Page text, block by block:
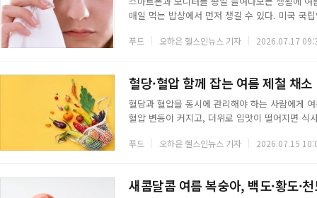
매일 먹는 밥상에서 먼저 챙길 수 있다. 미국 국
풍부한 제철 과일과 채소를 정리했다.◇ 시금치,
푸드 오하은 헬스인뉴스 기자 2026.07.17
혈당·혈압 함께 잡는 여름 제철 채
혈당과 혈압을 동시에 관리해야 하는 사람에게
혈압 변동이 커지고, 더위로 입맛이 떨어지면 식
이 급하게 오르는 것을 늦추고, 칼륨은 신장이
푸드 오하은 헬스인뉴스 기자 2026.07.15
새콤달콤 여름 복숭아, 백도·황도·